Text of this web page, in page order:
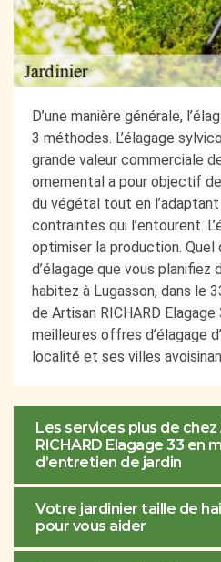
D’une manière générale,
3 méthodes. L’élagage
grande valeur commerciale
ornemental a pour objectif
du végétal tout en
contraintes qui l’entourent.
optimiser la production.
d’élagage que vous planifiez
habitez à Lugasson, dans le
de Artisan RICHARD
meilleures offres d’élagage
localité et ses villes
Les services plus de
RICHARD Elagage 33 en
d’entretien de jardin
Votre jardinier taille de
pour vous aider